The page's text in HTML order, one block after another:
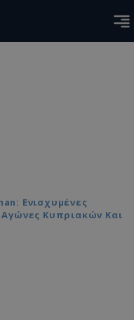
Ενισχυμένες
Κυπριακών Και